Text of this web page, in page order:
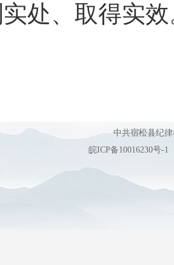
处、取得实
中共宿松县纪
皖ICP备10016230号-1